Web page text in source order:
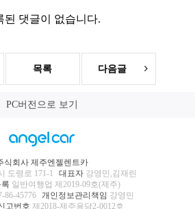
된 댓글이 없습니다.
목록 다음글
PC버전으로 보기
식회사 제주엔젤렌트카
도령로 171-1 대표자 강영민,김재린
일반여행업 제2019-09호(제주)
86-45776 개인정보관리책임 강영민
고번호 제2018-제주용담2-0012호